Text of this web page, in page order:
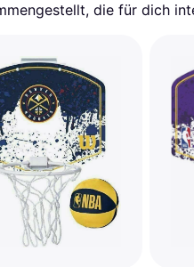
die für dich